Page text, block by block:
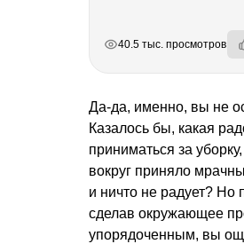
40.5 тыс. просмотров
Да-да, именно, вы не
Казалось бы, какая
приниматься за
вокруг приняло
и ничто не радует? Но
сделав окружающее
упорядоченным, вы